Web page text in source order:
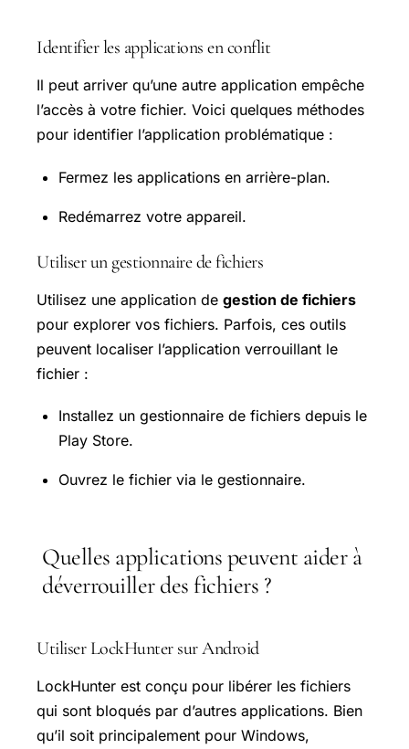
Identifier les applications en conflit
Il peut arriver qu’une autre application empêche
l’accès à votre fichier. Voici quelques méthodes
pour identifier l’application problématique :
Fermez les applications en arrière-plan.
Redémarrez votre appareil.
Utiliser un gestionnaire de fichiers
Utilisez une application de gestion de fichiers
pour explorer vos fichiers. Parfois, ces outils
peuvent localiser l’application verrouillant le
fichier :
Installez un gestionnaire de fichiers depuis le
Play Store.
Ouvrez le fichier via le gestionnaire.
Quelles applications peuvent aider à
déverrouiller des fichiers ?
Utiliser LockHunter sur Android
LockHunter est conçu pour libérer les fichiers
qui sont bloqués par d’autres applications. Bien
qu’il soit principalement pour Windows,